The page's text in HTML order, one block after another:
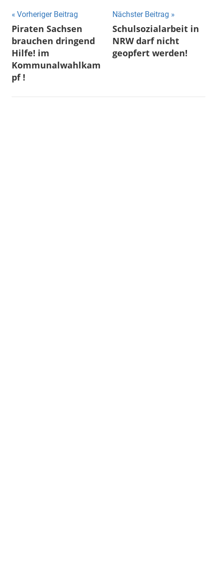
Beitragsnavigation
Vorheriger Beitrag
Piraten Sachsen
brauchen dringend
Hilfe! im
Kommunalwahlkam
pf !
Nächster Beitrag
Schulsozialarbeit in
NRW darf nicht
geopfert werden!